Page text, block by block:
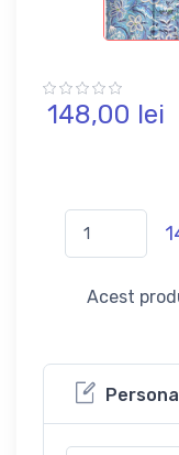
148,00 lei
Acest